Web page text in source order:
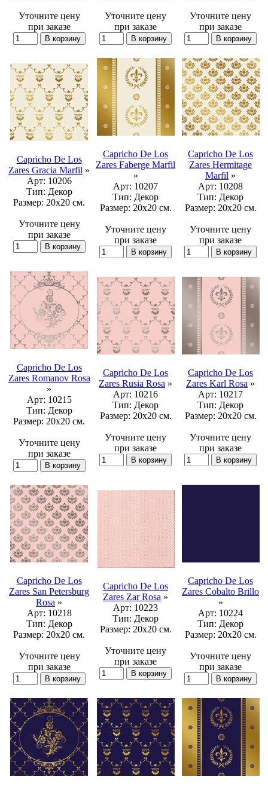
Уточните цену
при заказе
Уточните цену
при заказе
Уточните цену
при заказе
Capricho De Los
Zares Gracia Marfil »
Арт: 10206
Тип: Декор
Размер: 20x20 см.
Уточните цену
при заказе
Capricho De Los
Zares Faberge Marfil
»
Арт: 10207
Тип: Декор
Размер: 20x20 см.
Уточните цену
при заказе
Capricho De Los
Zares Hermitage
Marfil »
Арт: 10208
Тип: Декор
Размер: 20x20 см.
Уточните цену
при заказе
Capricho De Los
Zares Romanov Rosa
»
Арт: 10215
Тип: Декор
Размер: 20x20 см.
Уточните цену
при заказе
Capricho De Los
Zares Rusia Rosa »
Арт: 10216
Тип: Декор
Размер: 20x20 см.
Уточните цену
при заказе
Capricho De Los
Zares Karl Rosa »
Арт: 10217
Тип: Декор
Размер: 20x20 см.
Уточните цену
при заказе
Capricho De Los
Zares San Petersburg
Rosa »
Арт: 10218
Тип: Декор
Размер: 20x20 см.
Уточните цену
при заказе
Capricho De Los
Zares Zar Rosa »
Арт: 10223
Тип: Декор
Размер: 20x20 см.
Уточните цену
при заказе
Capricho De Los
Zares Cobalto Brillo
»
Арт: 10224
Тип: Декор
Размер: 20x20 см.
Уточните цену
при заказе